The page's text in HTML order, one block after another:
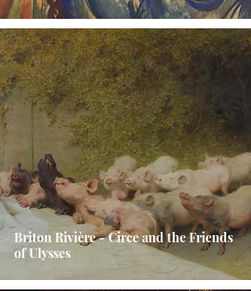
Briton Rivière - Circe and the Friends
of Ulysses